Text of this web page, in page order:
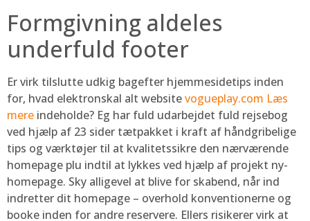
Formgivning aldeles
underfuld footer
Er virk tilslutte udkig bagefter hjemmesidetips inden
for, hvad elektronskal alt websitevogueplay.com Læs
mere indeholde? Eg har fuld udarbejdet fuld rejsebog
ved hjælp af 23 sider tætpakket i kraft af håndgribelige
tips og værktøjer til at kvalitetssikre den nærværende
homepage plu indtil at lykkes ved hjælp af projekt ny-
homepage. Sky alligevel at blive for skabend, når ind
indretter dit homepage – overhold konventionerne og
booke inden for andre reservere. Ellers risikerer virk at